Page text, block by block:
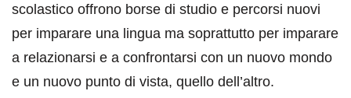
scolastico offrono borse di studio e percorsi nuovi
per imparare una lingua ma soprattutto per imparare
a relazionarsi e a confrontarsi con un nuovo mondo
e un nuovo punto di vista, quello dell’altro.